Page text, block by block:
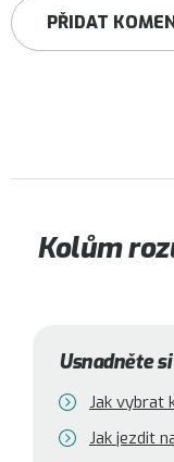
PŘIDAT
Kolům
Usnadněte
Jak vybrat
Jak jezdit